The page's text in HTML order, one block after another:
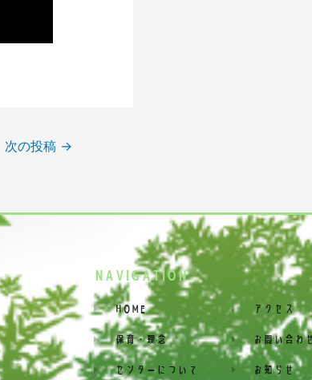
次の投稿 →
NAVIGATION
HOME
保育・理念
センターについて
アクセス
お問い合わ
お知らせ